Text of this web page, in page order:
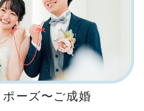
ポーズ〜ご成婚